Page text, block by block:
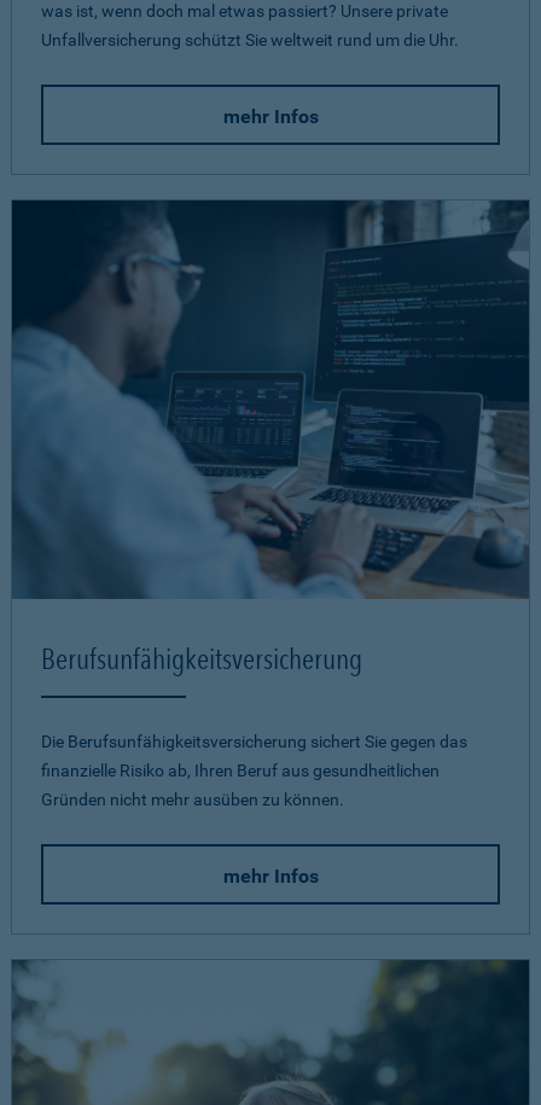
was ist, wenn doch mal etwas passiert? Unsere private
Unfallversicherung schützt Sie weltweit rund um die Uhr.
mehr Infos
Berufsunfähigkeits­versicherung
Die Berufsunfähigkeitsversicherung sichert Sie gegen das
finanzielle Risiko ab, Ihren Beruf aus gesundheitlichen
Gründen nicht mehr ausüben zu können.
mehr Infos